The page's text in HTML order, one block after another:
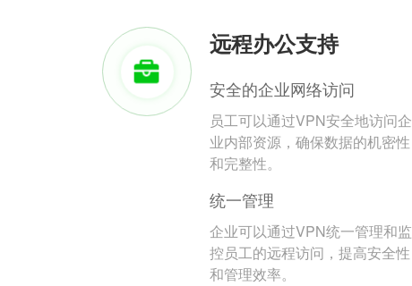
远程办公支持
安全的企业网络访问
员工可以通过VPN安全地访问企
业内部资源，确保数据的机密性
和完整性。
统一管理
企业可以通过VPN统一管理和监
控员工的远程访问，提高安全性
和管理效率。